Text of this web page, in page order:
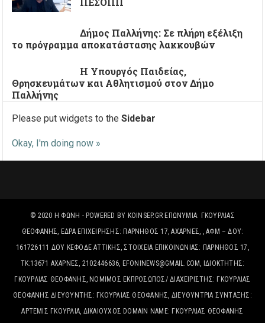
Δήμος Παλλήνης: Σε πλήρη εξέλιξη
το πρόγραμμα αποκατάστασης λακκουβών
Η Υπουργός Παιδείας,
Θρησκευμάτων και Αθλητισμού στον Δήμο
Παλλήνης
Please put widgets to theSidebar
Okay, I'm doing now »
© 2020 Η ΦΩΝΉ - POWERED BY KOINSEP.GR ΕΠΩΝΥΜΊΑ: ΓΚΟΥΡΛΙΑΣ
ΘΕΟΦΑΝΗΣ, ΈΔΡΑ ΕΠΙΧΕΙΡΗΣΗΣ: ΠΑΡΝΗΘΟΣ 17, ΑΧΑΡΝΕΣ, , ΑΦΜ – ΔΟΥ:
161726111 ΔΟΥ ΚΕΦΟΔΕ ΑΤΤΙΚΗΣ, ΣΤΟΙΧΕΊΑ ΕΠΙΚΟΙΝΩΝΊΑΣ: ΠΑΡΝΗΘΟΣ 17,
ΤΚ:13671 ΑΧΑΡΝΕΣ, 2102446636, EFONINEWS@GMAIL.COM, ΙΔΙΟΚΤΗΤΗΣ:
ΓΚΟΥΡΛΙΑΣ ΘΕΟΦΑΝΗΣ, ΝΟΜΙΜΟΣ ΕΚΠΡΟΣΩΠΟΣ/ ΔΙΑΧΕΙΡΙΣΤΗΣ: ΓΚΟΥΡΛΙΑΣ
ΘΕΟΦΑΝΗΣ ΔΙΕΥΘΥΝΤΗΣ: ΓΚΟΥΡΛΙΑΣ ΘΕΟΦΑΝΗΣ, ΔΙΕΥΘΥΝΤΡΙΑ ΣΥΝΤΑΞΗΣ:
ΑΡΤΕΜΙΣ ΓΚΟΥΡΛΙΑ, ΔΙΚΑΙΟΎΧΟΣ DOMAIN NAME: ΓΚΟΥΡΛΙΑΣ ΘΕΟΦΑΝΗΣ